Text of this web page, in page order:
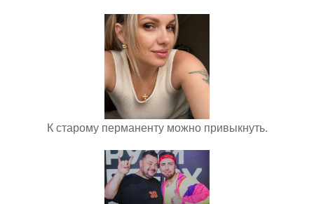
К старому перманенту можно привыкнуть.